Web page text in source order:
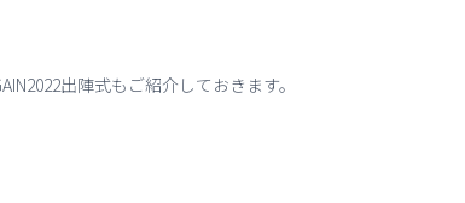
出陣式もご紹介しておきます。